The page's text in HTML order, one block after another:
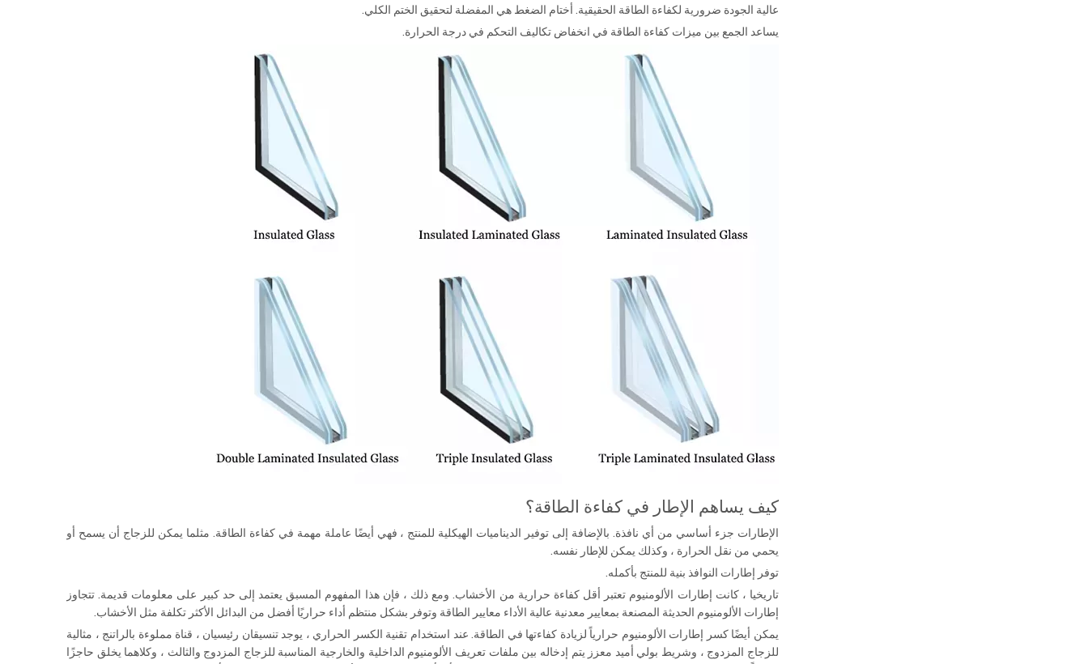
عالية الجودة ضرورية لكفاءة الطاقة الحقيقية. أختام الضغط هي المفضلة لتحقيق الختم الكلي.
يساعد الجمع بين ميزات كفاءة الطاقة في انخفاض تكاليف التحكم في درجة الحرارة.
كيف يساهم الإطار في كفاءة الطاقة؟
الإطارات جزء أساسي من أي نافذة. بالإضافة إلى توفير الديناميات الهيكلية للمنتج ، فهي أيضًا عاملة مهمة في كفاءة الطاقة. مثلما يمكن للزجاج أن يسمح أو
يحمي من نقل الحرارة ، وكذلك يمكن للإطار نفسه.
توفر إطارات النوافذ بنية للمنتج بأكمله.
تاريخيا ، كانت إطارات الألومنيوم تعتبر أقل كفاءة حرارية من الأخشاب. ومع ذلك ، فإن هذا المفهوم المسبق يعتمد إلى حد كبير على معلومات قديمة. تتجاوز
إطارات الألومنيوم الحديثة المصنعة بمعايير معدنية عالية الأداء معايير الطاقة وتوفر بشكل منتظم أداء حراريًا أفضل من البدائل الأكثر تكلفة مثل الأخشاب.
يمكن أيضًا كسر إطارات الألومنيوم حرارياً لزيادة كفاءتها في الطاقة. عند استخدام تقنية الكسر الحراري ، يوجد تنسيقان رئيسيان ، قناة مملوءة بالراتنج ، مثالية
للزجاج المزدوج ، وشريط بولي أميد معزز يتم إدخاله بين ملفات تعريف الألومنيوم الداخلية والخارجية المناسبة للزجاج المزدوج والثالث ، وكلاهما يخلق حاجزًا